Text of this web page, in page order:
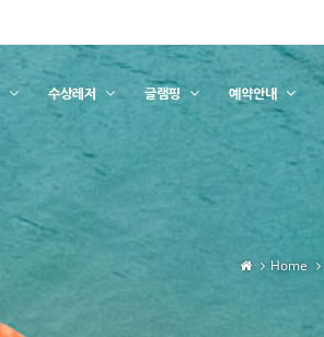
수상레저 글램핑 예약안내
Home